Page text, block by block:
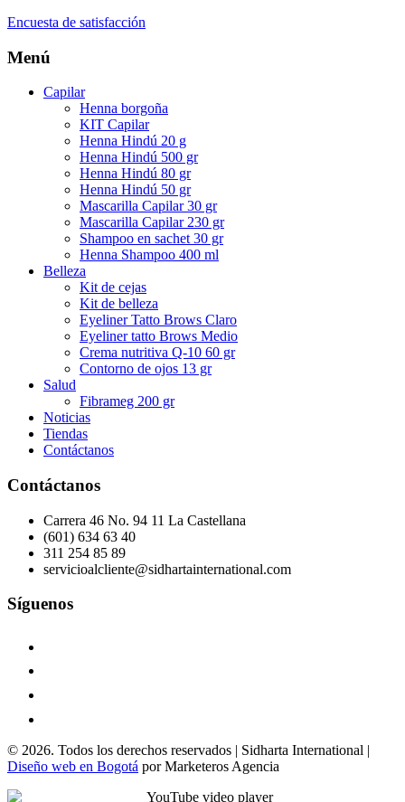
Encuesta de satisfacción
Menú
Capilar
Henna borgoña
KIT Capilar
Henna Hindú 20 g
Henna Hindú 500 gr
Henna Hindú 80 gr
Henna Hindú 50 gr
Mascarilla Capilar 30 gr
Mascarilla Capilar 230 gr
Shampoo en sachet 30 gr
Henna Shampoo 400 ml
Belleza
Kit de cejas
Kit de belleza
Eyeliner Tatto Brows Claro
Eyeliner tatto Brows Medio
Crema nutritiva Q-10 60 gr
Contorno de ojos 13 gr
Salud
Fibrameg 200 gr
Noticias
Tiendas
Contáctanos
Contáctanos
Carrera 46 No. 94 11 La Castellana
(601) 634 63 40
311 254 85 89
servicioalcliente@sidhartainternational.com
Síguenos
© 2026. Todos los derechos reservados | Sidharta International |
Diseño web en Bogotá por Marketeros Agencia